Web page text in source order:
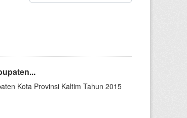
Kota Provinsi Kaltim Tahun 2015